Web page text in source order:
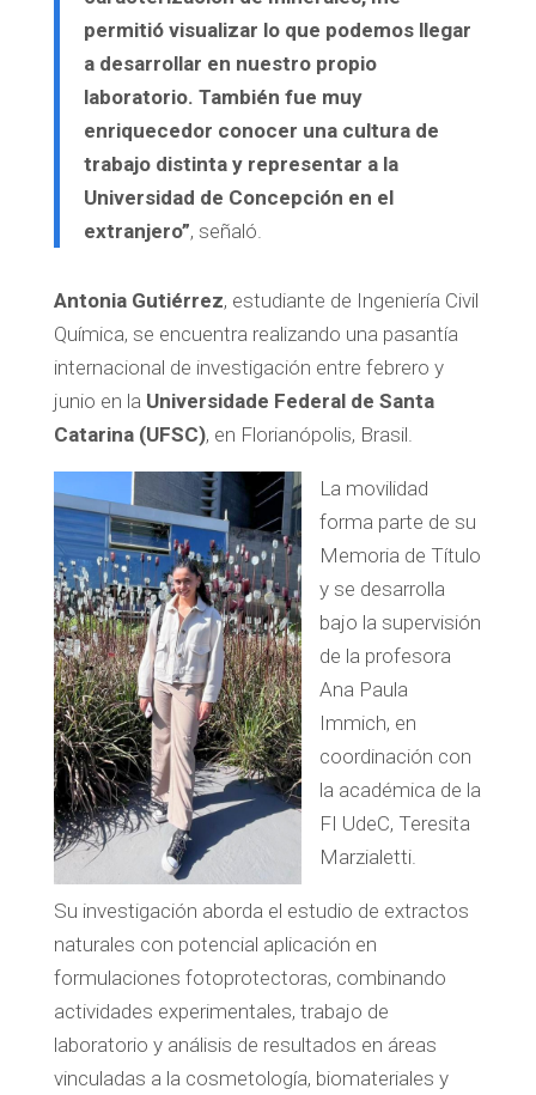
permitió visualizar lo que podemos llegar
a desarrollar en nuestro propio
laboratorio. También fue muy
enriquecedor conocer una cultura de
trabajo distinta y representar a la
Universidad de Concepción en el
extranjero”, señaló.
Antonia Gutiérrez, estudiante de Ingeniería Civil
Química, se encuentra realizando una pasantía
internacional de investigación entre febrero y
junio en la Universidade Federal de Santa
Catarina (UFSC), en Florianópolis, Brasil.
La movilidad
forma parte de su
Memoria de Título
y se desarrolla
bajo la supervisión
de la profesora
Ana Paula
Immich, en
coordinación con
la académica de la
FI UdeC, Teresita
Marzialetti.
Su investigación aborda el estudio de extractos
naturales con potencial aplicación en
formulaciones fotoprotectoras, combinando
actividades experimentales, trabajo de
laboratorio y análisis de resultados en áreas
vinculadas a la cosmetología, biomateriales y